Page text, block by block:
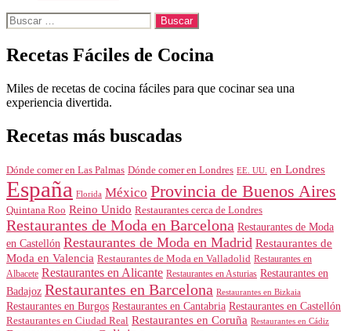
Buscar:
Recetas Fáciles de Cocina
Miles de recetas de cocina fáciles para que cocinar sea una
experiencia divertida.
Recetas más buscadas
Dónde comer en Las Palmas Dónde comer en Londres EE. UU. en Londres
España Florida México Provincia de Buenos Aires
Quintana Roo Reino Unido Restaurantes cerca de Londres
Restaurantes de Moda en Barcelona Restaurantes de Moda
en Castellón Restaurantes de Moda en Madrid Restaurantes de
Moda en Valencia Restaurantes de Moda en Valladolid Restaurantes en
Albacete Restaurantes en Alicante Restaurantes en Asturias Restaurantes en
Badajoz Restaurantes en Barcelona Restaurantes en Bizkaia
Restaurantes en Burgos Restaurantes en Cantabria Restaurantes en Castellón
Restaurantes en Ciudad Real Restaurantes en Coruña Restaurantes en Cádiz